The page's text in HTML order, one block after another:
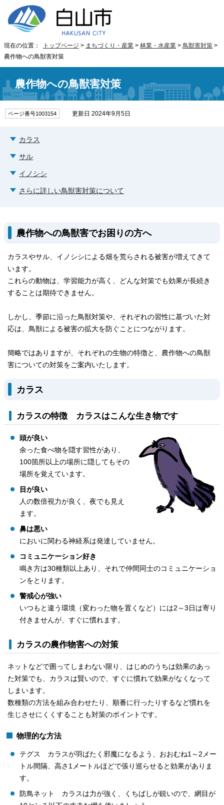
現在の位置： トップページ > まちづくり・産業 > 林業・水産業 > 鳥獣害対策 >
農作物への鳥獣害対策
農作物への鳥獣害対策
ページ番号1003154 更新日 2024年9月5日
カラス
サル
イノシシ
さらに詳しい鳥獣害対策について
農作物への鳥獣害でお困りの方へ
カラスやサル、イノシシによる畑を荒らされる被害が増えてきて
います。
これらの動物は、学習能力が高く、どんな対策でも効果が長続き
することは期待できません。
しかし、季節に沿った鳥獣対策や、それぞれの習性に基づいた対
応は、鳥獣による被害の拡大を防ぐことにつながります。
簡略ではありますが、それぞれの生物の特徴と、農作物への鳥獣
害についての対策をご案内いたします。
カラス
カラスの特徴 カラスはこんな生き物です
頭が良い
余った食べ物を隠す習性があり、
100箇所以上の場所に隠してもその
場所を覚えています。
目が良い
人の数倍視力が良く、夜でも見え
ます。
鼻は悪い
においに関わる神経系は発達していません。
コミュニケーション好き
鳴き方は30種類以上あり、それで仲間同士のコミュニケーショ
ンをとります。
警戒心が強い
いつもと違う環境（変わった物を置くなど）には2～3日は寄り
付きませんが、すぐに慣れます。
カラスの農作物害への対策
ネットなどで囲ってしまわない限り、はじめのうちは効果のあっ
た対策でも、カラスは賢いので、すぐに慣れて効果がなくなって
しまいます。
数種類の方法を組み合わせたり、順番に行ったりするなど慣れを
生じさせにくくすることも対策のポイントです。
物理的な方法
テグス カラスが羽ばたく邪魔になるよう、おおむね1～2メー
トル間隔、高さ1メートルほどで張り巡らせると効果がありま
す。
防鳥ネット カラスは力が強く、くちばしが鋭いので、網目が